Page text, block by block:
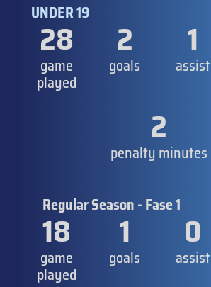
UNDER 19
28
game
played
2
goals
1
assist
2
penalty minutes
Regular Season - Fase 1
18
game
played
1
goals
0
assist